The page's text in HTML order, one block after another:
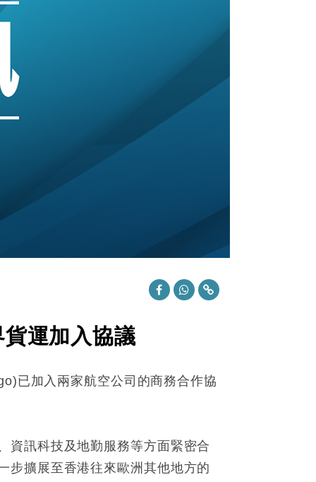
運加入協議
已加入兩家航空公司的商務合作協
資訊科技及地勤服務等方面緊密合
步擴展至香港往來歐洲其他地方的